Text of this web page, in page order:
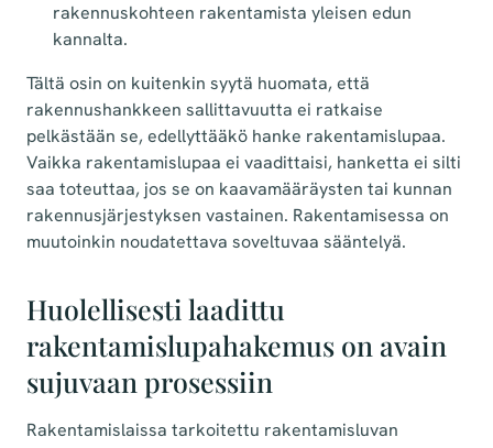
rakennuskohteen rakentamista yleisen edun
kannalta.
Tältä osin on kuitenkin syytä huomata, että
rakennushankkeen sallittavuutta ei ratkaise
pelkästään se, edellyttääkö hanke rakentamislupaa.
Vaikka rakentamislupaa ei vaadittaisi, hanketta ei silti
saa toteuttaa, jos se on kaavamääräysten tai kunnan
rakennusjärjestyksen vastainen. Rakentamisessa on
muutoinkin noudatettava soveltuvaa sääntelyä.
Huolellisesti laadittu
rakentamislupahakemus on avain
sujuvaan prosessiin
Rakentamislaissa tarkoitettu rakentamisluvan